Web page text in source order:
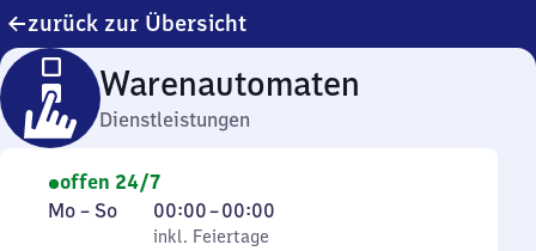
zurück zur Übersicht
Warenautomaten
Dienstleistungen
offen 24/7
Montag
Mo – So,
inkl. Feiertage
00:00–00:00
Von
0
inkl. Feiertage